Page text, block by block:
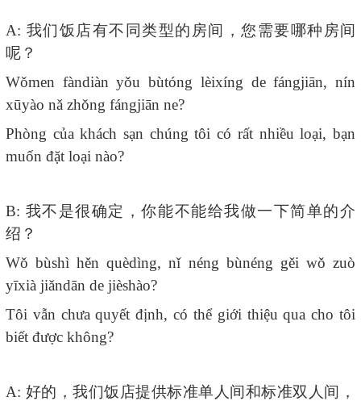
A: 我们饭店有不同类型的房间，您需要哪种房间
呢？
Wǒmen fàndiàn yǒu bùtóng lèixíng de fángjiān, nín
xūyào nǎ zhǒng fángjiān ne?
Phòng của khách sạn chúng tôi có rất nhiều loại, bạn
muốn đặt loại nào?
B: 我不是很确定，你能不能给我做一下简单的介
绍？
Wǒ bùshì hěn quèdìng, nǐ néng bùnéng gěi wǒ zuò
yīxià jiǎndān de jièshào?
Tôi vẫn chưa quyết định, có thể giới thiệu qua cho tôi
biết được không?
A: 好的，我们饭店提供标准单人间和标准双人间，